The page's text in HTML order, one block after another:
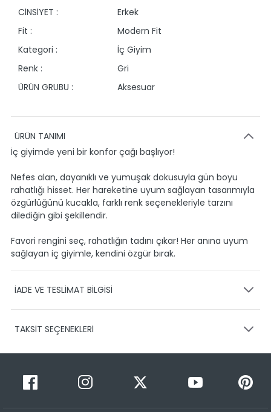
CİNSİYET :
Erkek
Fit :
Modern Fit
Kategori :
İç Giyim
Renk :
Gri
ÜRÜN GRUBU :
Aksesuar
ÜRÜN TANIMI
İç giyimde yeni bir konfor çağı başlıyor!
Nefes alan, dayanıklı ve yumuşak dokusuyla gün boyu
rahatlığı hisset. Her hareketine uyum sağlayan tasarımıyla
özgürlüğünü kucakla, farklı renk seçenekleriyle tarzını
dilediğin gibi şekillendir.
Favori rengini seç, rahatlığın tadını çıkar! Her anına uyum
sağlayan iç giyimle, kendini özgür bırak.
İADE VE TESLİMAT BİLGİSİ
Ürünlerinizin gönderimini anlaşmalı olduğumuz PTT,
1-3 iş günü içerisinde kargoya teslim edilir.
Siparişimin kargo takibini nasıl yapabilirim?
TAKSİT SEÇENEKLERİ
Taksit Sayısı Taksit Miktarı
Taksitli Tutar
Toplam
149,99 TL